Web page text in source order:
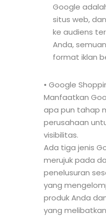
Google
situs web,
ke audiens
Anda,
format iklan
• Google
Manfaatkan
apa pun tahap
perusahaan
visibilitas.
Ada tiga jenis
merujuk pada
penelusuran
yang
produk Anda
yang